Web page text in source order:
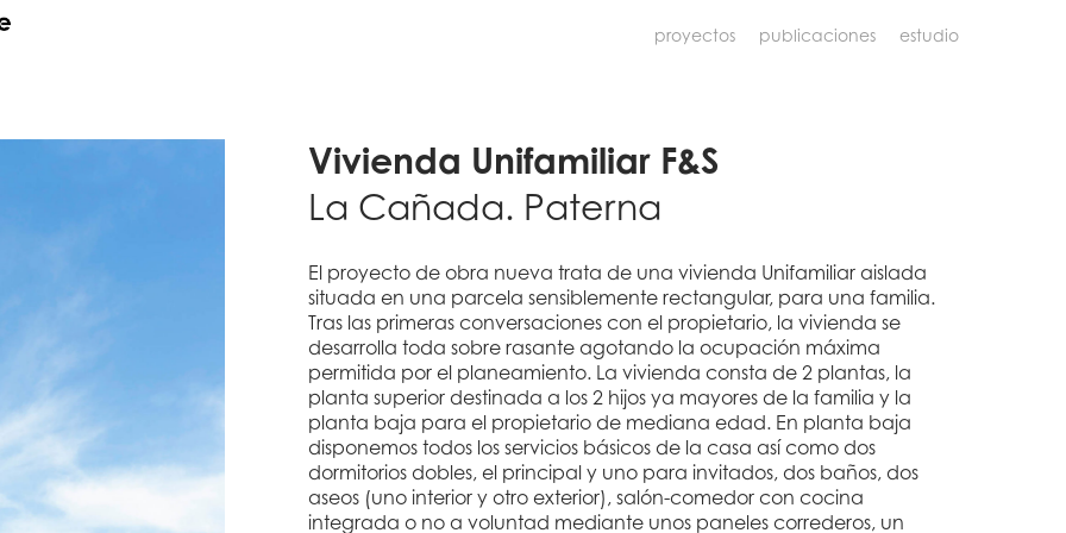
proyectos publicaciones estudio
Vivienda Unifamiliar F&S
La Cañada. Paterna
El proyecto de obra nueva trata de una vivienda Unifamiliar aislada
situada en una parcela sensiblemente rectangular, para una familia.
Tras las primeras conversaciones con el propietario, la vivienda se
desarrolla toda sobre rasante agotando la ocupación máxima
permitida por el planeamiento. La vivienda consta de 2 plantas, la
planta superior destinada a los 2 hijos ya mayores de la familia y la
planta baja para el propietario de mediana edad. En planta baja
disponemos todos los servicios básicos de la casa así como dos
dormitorios dobles, el principal y uno para invitados, dos baños, dos
aseos (uno interior y otro exterior), salón-comedor con cocina
integrada o no a voluntad mediante unos paneles correderos, un